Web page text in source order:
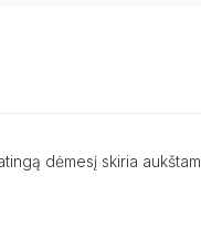
dėmesį skiria